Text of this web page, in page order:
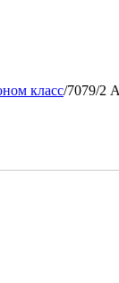
класс/7079/2